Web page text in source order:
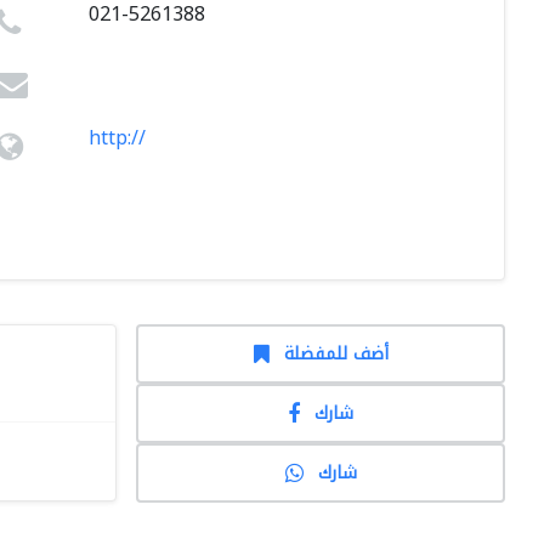
021-5261388
http://
أضف للمفضلة
شارك
شارك